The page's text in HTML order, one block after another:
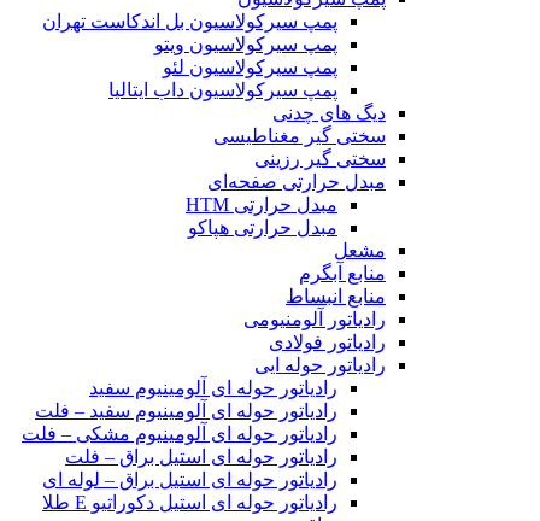
پمپ سیرکولاسیون بل اندکاست تهران
پمپ سیرکولاسیون ویتو
پمپ سیرکولاسیون لئو
پمپ سیرکولاسیون داب ایتالیا
دیگ های چدنی
سختی گیر مغناطیسی
سختی گیر رزینی
مبدل حرارتی صفحه‌ای
مبدل حرارتی HTM‎
مبدل حرارتی هپاکو
مشعل
منابع آبگرم
منابع انبساط
رادیاتور آلومنیومی
رادیاتور فولادی
رادیاتور حوله ایی
رادیاتور حوله ای آلومینیوم سفید
رادیاتور حوله ای آلومینیوم سفید – فلت
رادیاتور حوله ای آلومینیوم مشکی – فلت
رادیاتور حوله ای استیل براق – فلت
رادیاتور حوله ای استیل براق – لوله ای
رادیاتور حوله ای استیل دکوراتیو E طلا